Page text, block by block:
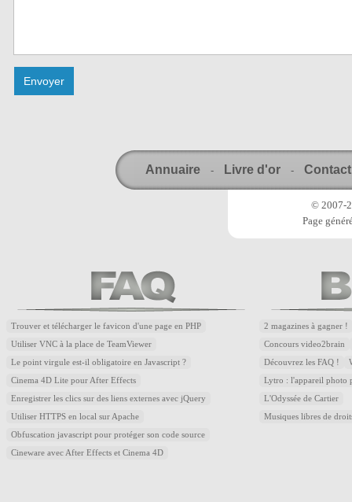
Annuaire - Livre d'or - Contact
© 2007-
Page
Trouver et télécharger le favicon d'une page en PHP
Utiliser VNC à la place de TeamViewer
Le point virgule est-il obligatoire en Javascript ?
Cinema 4D Lite pour After Effects
Enregistrer les clics sur des liens externes avec jQuery
Utiliser HTTPS en local sur Apache
Obfuscation javascript pour protéger son code source
Cineware avec After Effects et Cinema 4D
2 magazines à gagner !
Concours video2brain
Découvrez les FAQ !
Lytro : l'appareil photo
L'Odyssée de Cartier
Musiques libres de